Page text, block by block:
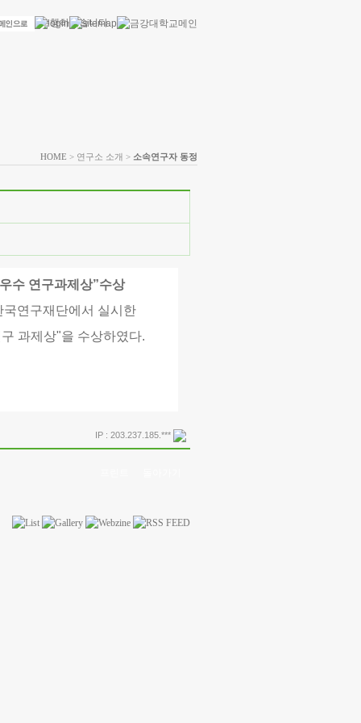
HOME > 연구소 소개 > 소속연구자 동정
수 연구과제상”수상
연구재단에서 실시한
과제상"을 수상하였다.
IP : 203.237.185.***